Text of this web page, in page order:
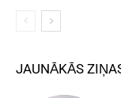
JAUNĀKĀS